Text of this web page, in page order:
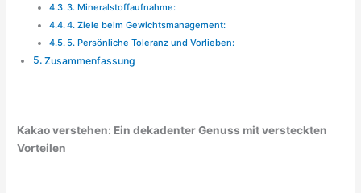
3. Mineralstoffaufnahme:
4. Ziele beim Gewichtsmanagement:
5. Persönliche Toleranz und Vorlieben:
Zusammenfassung
Kakao verstehen: Ein dekadenter Genuss mit versteckten
Vorteilen